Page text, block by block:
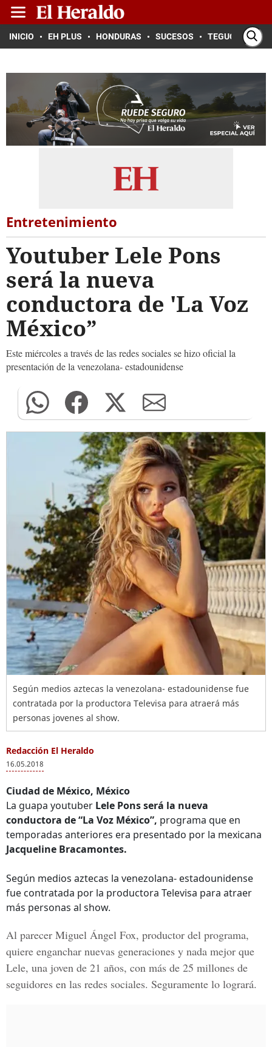
INICIO EH PLUS HONDURAS SUCESOS TEGUCIGALPA
Entretenimiento
Youtuber Lele Pons
será la nueva
conductora de 'La Voz
México”
Este miércoles a través de las redes sociales se hizo oficial la
presentación de la venezolana- estadounidense
Según medios aztecas la venezolana- estadounidense fue
contratada por la productora Televisa para atraerá más
personas jovenes al show.
Redacción El Heraldo
16.05.2018
Ciudad de México, México
La guapa youtuber Lele Pons será la nueva
conductora de “La Voz México”, programa que en
temporadas anteriores era presentado por la mexicana
Jacqueline Bracamontes.
Según medios aztecas la venezolana- estadounidense
fue contratada por la productora Televisa para atraer
más personas al show.
Al parecer Miguel Ángel Fox, productor del programa,
quiere enganchar nuevas generaciones y nada mejor que
Lele, una joven de 21 años, con más de 25 millones de
seguidores en las redes sociales. Seguramente lo logrará.